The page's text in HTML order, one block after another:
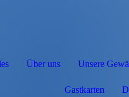
Über uns Unsere
Gastkarten